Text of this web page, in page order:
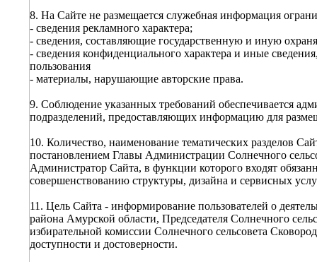
8. На Сайте не размещается служебная информация
- сведения рекламного характера;
- сведения, составляющие государственную и иную
- сведения конфиденциального характера и иные
пользования
- материалы, нарушающие авторские права.
9. Соблюдение указанных требований обеспечивается
подразделений, предоставляющих информацию для
10. Количество, наименование тематических разделов
постановлением Главы Администрации Солнечного
Администратор Сайта, в функции которого входят
совершенствованию структуры, дизайна и сервисных
11. Цель Сайта - информирование пользователей о
района Амурской области, Председателя Солнечного
избирательной комиссии Солнечного сельсовета
доступности и достоверности.